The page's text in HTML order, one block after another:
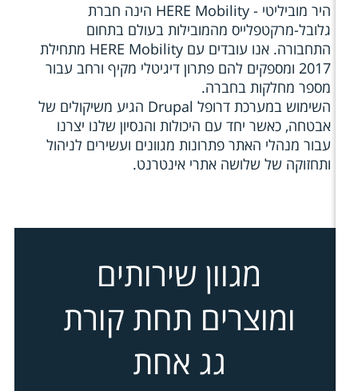
היר מוביליטי - HERE Mobility הינה חברת
גלובל-מרקטפלייס מהמובילות בעולם בתחום
התחבורה. אנו עובדים עם HERE Mobility מתחילת
2017 ומספקים להם פתרון דיגיטלי מקיף ורחב עבור
מספר מחלקות בחברה.
השימוש במערכת דרופל Drupal הגיע משיקולים של
אבטחה, כאשר יחד עם היכולות והנסיון שלנו יצרנו
עבור מנהלי האתר פתרונות מגוונים ועשירים לניהול
ותחזוקה של שלושה אתרי אינטרנט.
מגוון שירותים
ומוצרים תחת קורת
גג אחת